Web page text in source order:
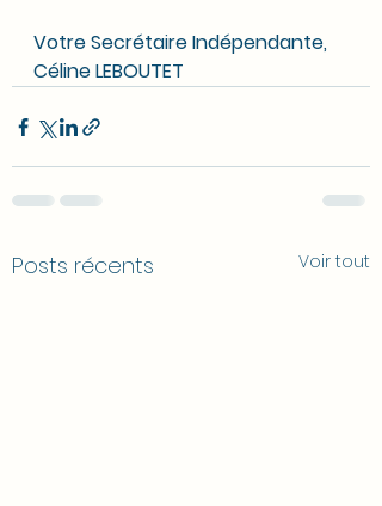
Votre Secrétaire Indépendante,
Céline LEBOUTET
Posts récents Voir tout